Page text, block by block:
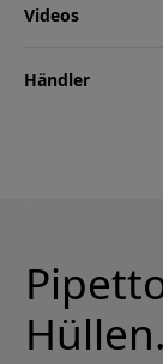
Videos
Händler
Hüllen.